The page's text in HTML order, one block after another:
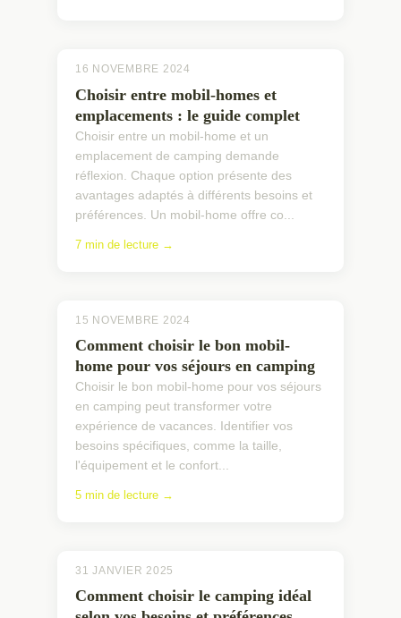
16 NOVEMBRE 2024
Choisir entre mobil-homes et
emplacements : le guide complet
Choisir entre un mobil-home et un
emplacement de camping demande
réflexion. Chaque option présente des
avantages adaptés à différents besoins et
préférences. Un mobil-home offre co...
7 min de lecture →
15 NOVEMBRE 2024
Comment choisir le bon mobil-
home pour vos séjours en camping
Choisir le bon mobil-home pour vos séjours
en camping peut transformer votre
expérience de vacances. Identifier vos
besoins spécifiques, comme la taille,
l'équipement et le confort...
5 min de lecture →
31 JANVIER 2025
Comment choisir le camping idéal